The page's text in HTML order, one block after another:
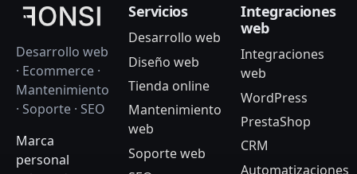
Desarrollo web
· Ecommerce ·
Mantenimiento
· Soporte · SEO
Marca
personal
Servicios
Desarrollo web
Diseño web
Tienda online
Mantenimiento
web
Soporte web
Integraciones
web
Integraciones
web
WordPress
PrestaShop
CRM
Automatizaciones